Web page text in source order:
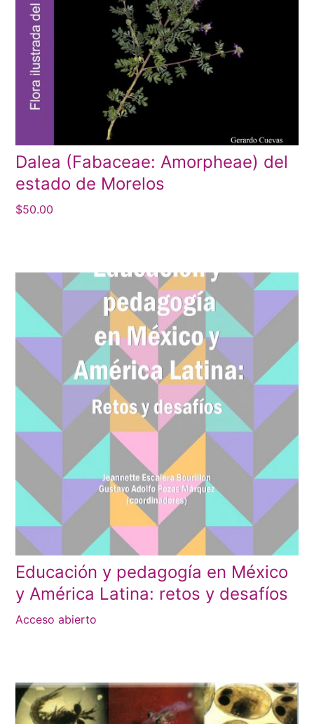
Dalea (Fabaceae: Amorpheae) del
estado de Morelos
$50.00
Educación y pedagogía en México
y América Latina: retos y desafíos
Acceso abierto